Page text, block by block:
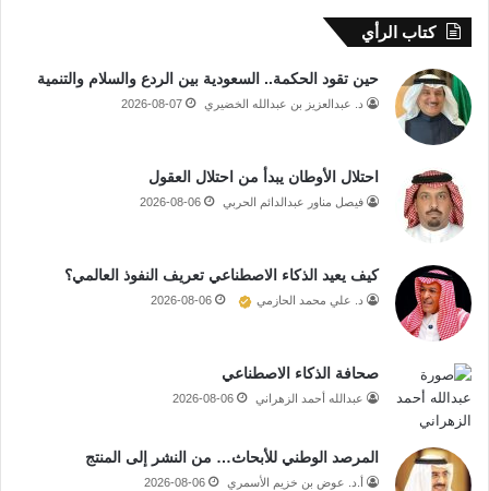
كتاب الرأي
حين تقود الحكمة.. السعودية بين الردع والسلام والتنمية
د. عبدالعزيز بن عبدالله الخضيري 2026-08-07
احتلال الأوطان يبدأ من احتلال العقول
فيصل مناور عبدالدائم الحربي 2026-08-06
كيف يعيد الذكاء الاصطناعي تعريف النفوذ العالمي؟
د. علي محمد الحازمي 2026-08-06
صحافة الذكاء الاصطناعي
عبدالله أحمد الزهراني 2026-08-06
المرصد الوطني للأبحاث… من النشر إلى المنتج
أ.د. عوض بن خزيم الأسمري 2026-08-06